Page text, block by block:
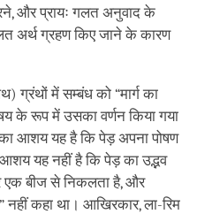
और प्रायः गलत अनुवाद के
अर्थ ग्रहण किए जाने के कारण
ग्रंथों में सम्बंध को “मार्ग का
के रूप में उसका वर्णन किया गया
आशय यह है कि पेड़ अपना पोषण
यह नहीं है कि पेड़ का उद्भव
बीज से निकलता है, और
नहीं कहा था। आखिरकार, ला-रिम